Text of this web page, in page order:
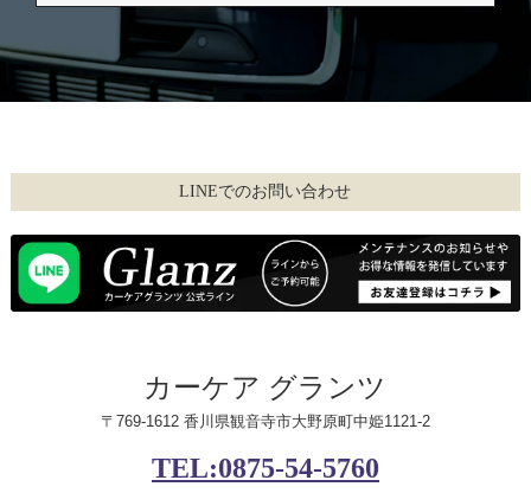
LINEでのお問い合わせ
カーケア グランツ
〒769-1612 香川県観音寺市大野原町中姫1121-2
TEL:0875-54-5760